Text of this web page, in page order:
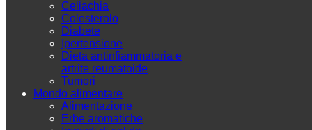
Celiachia
Colesterolo
Diabete
Ipertensione
Dieta antinfiammatoria e
artrite reumatoide
Tumori
Mondo alimentare
Alimentazione
Erbe aromatiche